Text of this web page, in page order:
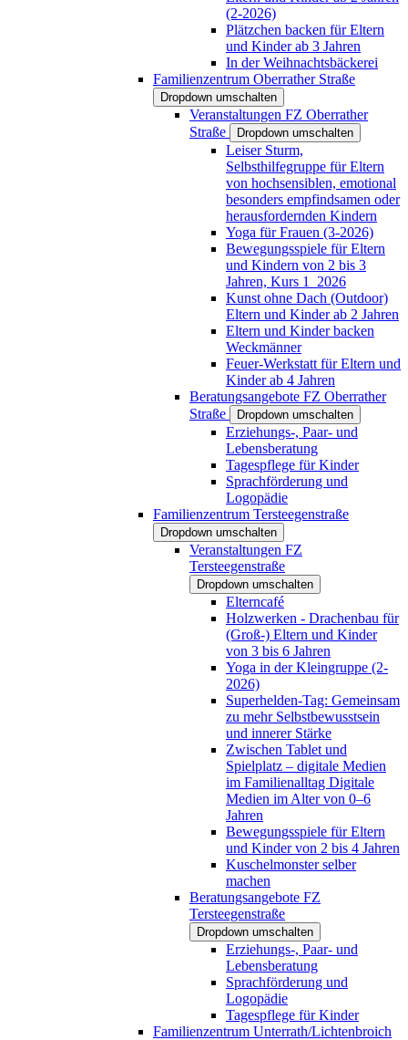
(2-2026)
Plätzchen backen für Eltern
und Kinder ab 3 Jahren
In der Weihnachtsbäckerei
Familienzentrum Oberrather Straße
Dropdown umschalten
Veranstaltungen FZ Oberrather
Straße
Dropdown umschalten
Leiser Sturm,
Selbsthilfegruppe für Eltern
von hochsensiblen, emotional
besonders empfindsamen oder
herausfordernden Kindern
Yoga für Frauen (3-2026)
Bewegungsspiele für Eltern
und Kindern von 2 bis 3
Jahren, Kurs 1_2026
Kunst ohne Dach (Outdoor)
Eltern und Kinder ab 2 Jahren
Eltern und Kinder backen
Weckmänner
Feuer-Werkstatt für Eltern und
Kinder ab 4 Jahren
Beratungsangebote FZ Oberrather
Straße
Dropdown umschalten
Erziehungs-, Paar- und
Lebensberatung
Tagespflege für Kinder
Sprachförderung und
Logopädie
Familienzentrum Tersteegenstraße
Dropdown umschalten
Veranstaltungen FZ
Tersteegenstraße
Dropdown umschalten
Elterncafé
Holzwerken - Drachenbau für
(Groß-) Eltern und Kinder
von 3 bis 6 Jahren
Yoga in der Kleingruppe (2-
2026)
Superhelden-Tag: Gemeinsam
zu mehr Selbstbewusstsein
und innerer Stärke
Zwischen Tablet und
Spielplatz – digitale Medien
im Familienalltag Digitale
Medien im Alter von 0–6
Jahren
Bewegungsspiele für Eltern
und Kinder von 2 bis 4 Jahren
Kuschelmonster selber
machen
Beratungsangebote FZ
Tersteegenstraße
Dropdown umschalten
Erziehungs-, Paar- und
Lebensberatung
Sprachförderung und
Logopädie
Tagespflege für Kinder
Familienzentrum Unterrath/Lichtenbroich